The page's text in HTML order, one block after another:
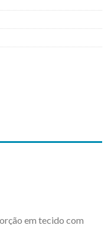
em tecido com